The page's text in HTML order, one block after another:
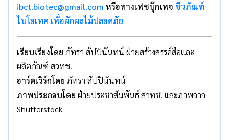
ibct.biotec@gmail.com หรือทางเฟซบุ๊กเพจ ชีวภัณฑ์
ไบโอเทค เพื่อผักผลไม้ปลอดภัย
เรียบเรียงโดย ภัทรา สัปปินันทน์ ฝ่ายสร้างสรรค์สื่อและ
ผลิตภัณฑ์ สวทช.
อาร์ตเวิร์กโดย ภัทรา สัปปินันทน์
ภาพประกอบโดย ฝ่ายประชาสัมพันธ์ สวทช. และภาพจาก
Shutterstock